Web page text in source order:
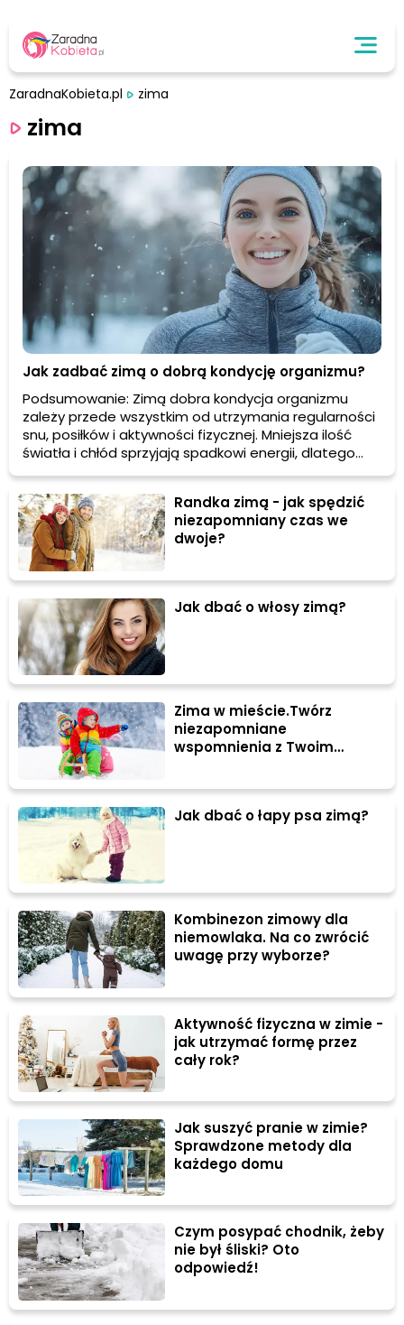
ZaradnaKobieta.pl zima
zima
Jak zadbać zimą o dobrą kondycję organizmu?
Podsumowanie: Zimą dobra kondycja organizmu
zależy przede wszystkim od utrzymania regularności
snu, posiłków i aktywności fizycznej. Mniejsza ilość
światła i chłód sprzyjają spadkowi energii, dlatego
kluczowe stają się ciepłe, odżywcze posiłki, codzienny
ruch oraz odpowiednie nawodnienie. Równowaga
mikrobiomu też jest ważnym elementem, ponieważ
wpływa na prawidłowe funkcjonowanie organizmu.
Randka zimą - jak spędzić
niezapomniany czas we
dwoje?
Jak dbać o włosy zimą?
Zima w mieście.Twórz
niezapomniane
wspomnienia z Twoim
Jak dbać o łapy psa zimą?
Kombinezon zimowy dla
niemowlaka. Na co zwrócić
uwagę przy wyborze?
Aktywność fizyczna w zimie -
jak utrzymać formę przez
cały rok?
Jak suszyć pranie w zimie?
Sprawdzone metody dla
każdego domu
Czym posypać chodnik, żeby
nie był śliski? Oto
odpowiedź!